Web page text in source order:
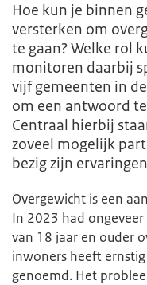
Hoe kun je binnen
versterken om
te gaan? Welke rol
monitoren daarbij
vijf gemeenten in
om een antwoord
Centraal hierbij
zoveel mogelijk
bezig zijn
Overgewicht is een
In 2023 had
van 18 jaar en ouder
inwoners heeft
genoemd. Het